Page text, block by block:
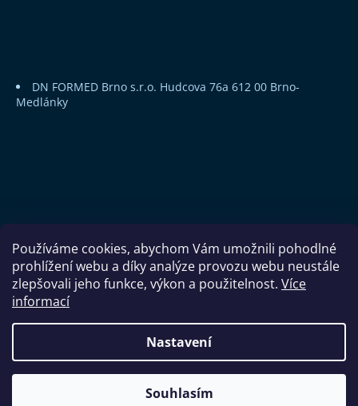
Používáme cookies, abychom Vám umožnili pohodlné
prohlížení webu a díky analýze provozu webu neustále
zlepšovali jeho funkce, výkon a použitelnost. Více
informací
Nastavení
Souhlasím
DN FORMED Brno s.r.o. Hudcova 76a 612 00 Brno-
Medlánky
Vytvořil Shoptet
DN FORMED Brno s.r.o.
vyhrazena.